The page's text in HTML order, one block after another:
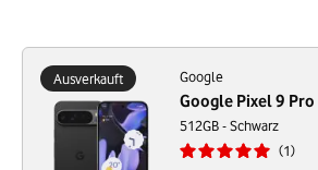
Ausverkauft Google
Google Pixel 9 Pro
512GB - Schwarz
1